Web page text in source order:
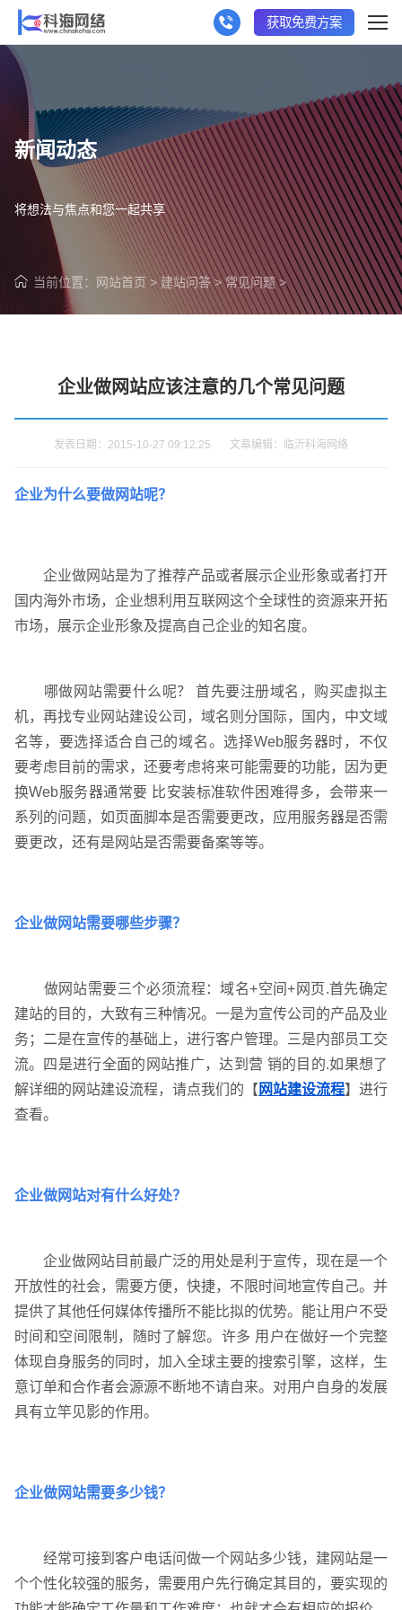
获取免费方案
新闻动态
将想法与焦点和您一起共享
当前位置： 网站首页 >建站问答>常见问题>
企业做网站应该注意的几个常见问题
发表日期：2015-10-27 09:12:25 文章编辑：临沂科海网络
企业为什么要做网站呢？
企业做网站是为了推荐产品或者展示企业形象或者打开
国内海外市场，企业想利用互联网这个全球性的资源来开拓
市场，展示企业形象及提高自己企业的知名度。
哪做网站需要什么呢？ 首先要注册域名，购买虚拟主
机，再找专业网站建设公司，域名则分国际，国内，中文域
名等，要选择适合自己的域名。选择Web服务器时，不仅
要考虑目前的需求，还要考虑将来可能需要的功能，因为更
换Web服务器通常要 比安装标准软件困难得多，会带来一
系列的问题，如页面脚本是否需要更改，应用服务器是否需
要更改，还有是网站是否需要备案等等。
企业做网站需要哪些步骤？
做网站需要三个必须流程：域名+空间+网页.首先确定
建站的目的，大致有三种情况。一是为宣传公司的产品及业
务；二是在宣传的基础上，进行客户管理。三是内部员工交
流。四是进行全面的网站推广，达到营 销的目的.如果想了
解详细的网站建设流程，请点我们的【 网站建设流程】进行
查看。
企业做网站对有什么好处？
企业做网站目前最广泛的用处是利于宣传，现在是一个
开放性的社会，需要方便，快捷，不限时间地宣传自己。并
提供了其他任何媒体传播所不能比拟的优势。能让用户不受
时间和空间限制，随时了解您。许多 用户在做好一个完整
体现自身服务的同时，加入全球主要的搜索引擎，这样，生
意订单和合作者会源源不断地不请自来。对用户自身的发展
具有立竿见影的作用。
企业做网站需要多少钱？
经常可接到客户电话问做一个网站多少钱，建网站是一
个个性化较强的服务，需要用户先行确定其目的，要实现的
联系电话 微信号